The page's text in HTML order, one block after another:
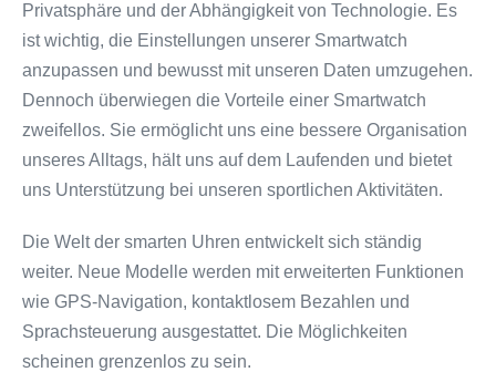
Privatsphäre und der Abhängigkeit von Technologie. Es
ist wichtig, die Einstellungen unserer Smartwatch
anzupassen und bewusst mit unseren Daten umzugehen.
Dennoch überwiegen die Vorteile einer Smartwatch
zweifellos. Sie ermöglicht uns eine bessere Organisation
unseres Alltags, hält uns auf dem Laufenden und bietet
uns Unterstützung bei unseren sportlichen Aktivitäten.
Die Welt der smarten Uhren entwickelt sich ständig
weiter. Neue Modelle werden mit erweiterten Funktionen
wie GPS-Navigation, kontaktlosem Bezahlen und
Sprachsteuerung ausgestattet. Die Möglichkeiten
scheinen grenzenlos zu sein.